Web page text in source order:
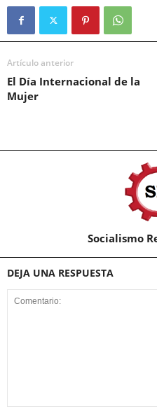
Artículo anterior
El Día Internacional de la
Mujer
Socialismo
DEJA UNA RESPUESTA